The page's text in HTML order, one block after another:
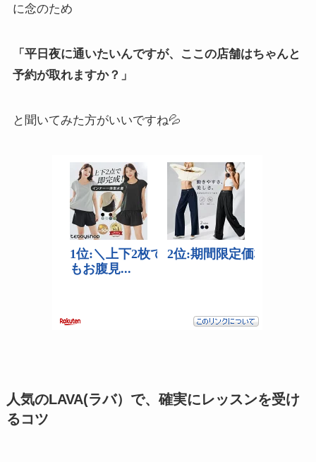
に念のため
「平日夜に通いたいんですが、ここの店舗はちゃんと
予約が取れますか？」
と聞いてみた方がいいですね💦
人気のLAVA(ラバ）で、確実にレッスンを受け
るコツ